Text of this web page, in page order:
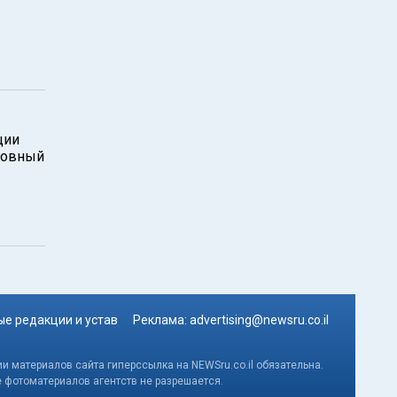
редакции и устав Реклама: advertising@newsru.co.il
сайта гиперссылка на NEWSru.co.il обязательна.
агентств не разрешается.